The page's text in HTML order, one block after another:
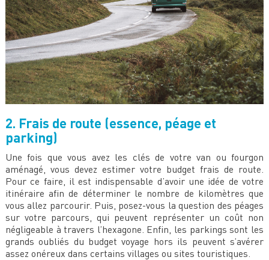
2. Frais de route (essence, péage et
parking)
Une fois que vous avez les clés de votre van ou fourgon
aménagé, vous devez estimer votre budget frais de route.
Pour ce faire, il est indispensable d’avoir une idée de votre
itinéraire afin de déterminer le nombre de kilomètres que
vous allez parcourir. Puis, posez-vous la question des péages
sur votre parcours, qui peuvent représenter un coût non
négligeable à travers l’hexagone. Enfin, les parkings sont les
grands oubliés du budget voyage hors ils peuvent s’avérer
assez onéreux dans certains villages ou sites touristiques.